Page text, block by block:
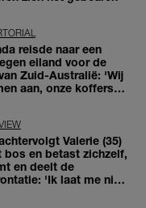
reisde naar een
eiland voor de
Zuid-Australië: 'Wij
aan, onze koffers
Valerie (35)
bos en betast zichzelf,
en deelt de
'Ik laat me niet